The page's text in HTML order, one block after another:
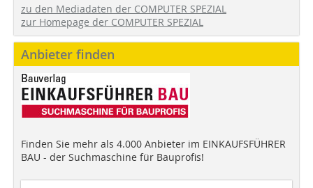
zu den Mediadaten der COMPUTER SPEZIAL
zur Homepage der COMPUTER SPEZIAL
Anbieter finden
Finden Sie mehr als 4.000 Anbieter im EINKAUFSFÜHRER
BAU - der Suchmaschine für Bauprofis!